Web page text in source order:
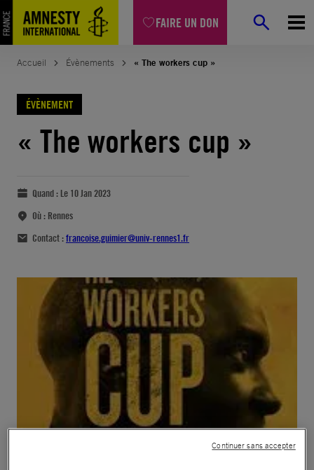
FAIRE UN DON
Accueil Évènements « The workers cup »
ÉVÈNEMENT
« The workers cup »
Quand : Le 10 Jan 2023
Où : Rennes
Contact :francoise.guimier@univ-rennes1.fr
Continuer sans accepter